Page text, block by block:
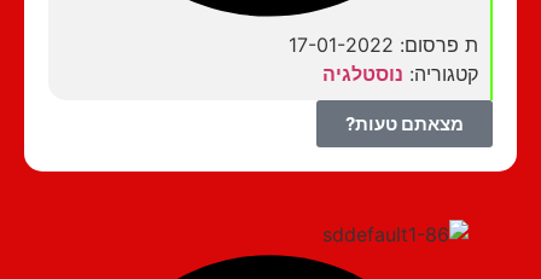
ת פרסום: 17-01-2022
קטגוריה:נוסטלגיה
מצאתם טעות?